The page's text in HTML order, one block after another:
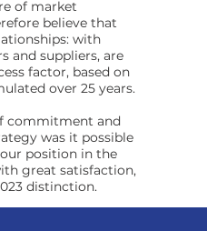
of market
believe that
with
and suppliers, are
factor, based on
over 25 years.
commitment and
was it possible
position in the
great satisfaction,
distinction.